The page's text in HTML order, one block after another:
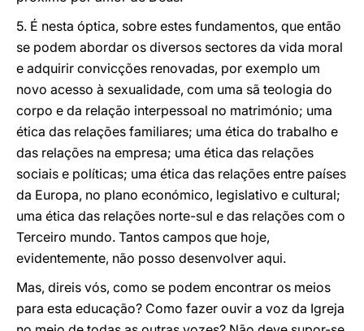
5. É nesta óptica, sobre estes fundamentos, que então
se podem abordar os diversos sectores da vida moral
e adquirir convicções renovadas, por exemplo um
novo acesso à sexualidade, com uma sã teologia do
corpo e da relação interpessoal no matrimónio; uma
ética das relações familiares; uma ética do trabalho e
das relações na empresa; uma ética das relações
sociais e políticas; uma ética das relações entre países
da Europa, no plano económico, legislativo e cultural;
uma ética das relações norte-sul e das relações com o
Terceiro mundo. Tantos campos que hoje,
evidentemente, não posso desenvolver aqui.
Mas, direis vós, como se podem encontrar os meios
para esta educação? Como fazer ouvir a voz da Igreja